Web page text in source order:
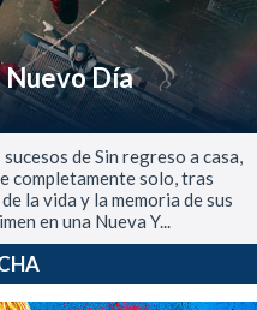
Nuevo Día
de Sin regreso a casa,
completamente solo, tras
la vida y la memoria de sus
en una Nueva Y...